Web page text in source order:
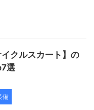
クルスカート】の
選
備